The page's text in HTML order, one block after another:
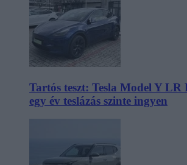
Tartós teszt: Tesla Model Y LR
egy év teslázás szinte ingyen